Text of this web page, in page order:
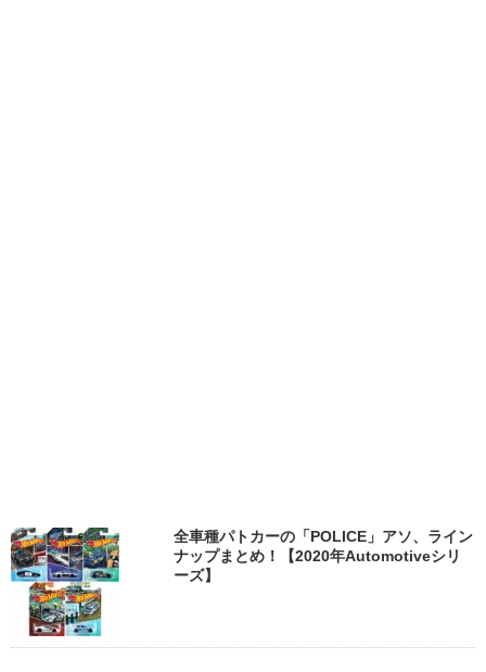
全車種パトカーの「POLICE」アソ、ライン
ナップまとめ！【2020年Automotiveシリ
ーズ】